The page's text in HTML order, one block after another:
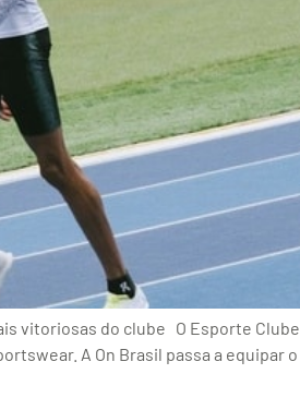
vitoriosas do clube O Esporte Clube
A On Brasil passa a equipar o